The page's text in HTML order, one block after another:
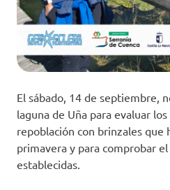
El sábado, 14 de septiembre,
laguna de Uña para evaluar
repoblación con brinzales que
primavera y para comprobar
establecidas.